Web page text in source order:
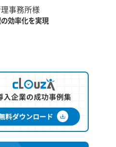
事務所様
効率化を実現